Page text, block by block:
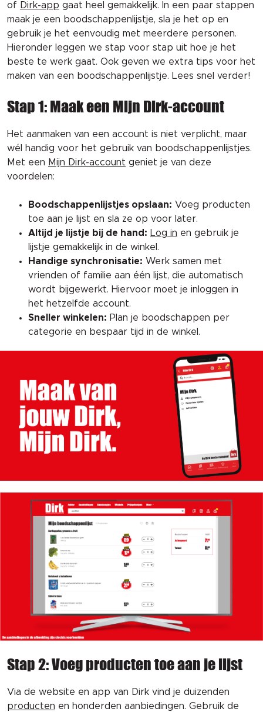
of Dirk-app gaat heel gemakkelijk. In een paar stappen
maak je een boodschappenlijstje, sla je het op en
gebruik je het eenvoudig met meerdere personen.
Hieronder leggen we stap voor stap uit hoe je het
beste te werk gaat. Ook geven we extra tips voor het
maken van een boodschappenlijstje. Lees snel verder!
Stap 1: Maak een Mijn Dirk-account
Het aanmaken van een account is niet verplicht, maar
wél handig voor het gebruik van boodschappenlijstjes.
Met een Mijn Dirk-account geniet je van deze
voordelen:
Boodschappenlijstjes opslaan: Voeg producten
toe aan je lijst en sla ze op voor later.
Altijd je lijstje bij de hand: Log in en gebruik je
lijstje gemakkelijk in de winkel.
Handige synchronisatie: Werk samen met
vrienden of familie aan één lijst, die automatisch
wordt bijgewerkt. Hiervoor moet je inloggen in
het hetzelfde account.
Sneller winkelen: Plan je boodschappen per
categorie en bespaar tijd in de winkel.
Stap 2: Voeg producten toe aan je lijst
Via de website en app van Dirk vind je duizenden
producten en honderden aanbiedingen. Gebruik de